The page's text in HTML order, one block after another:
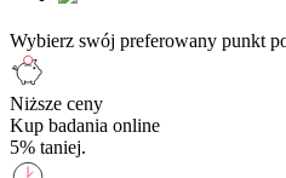
Wybierz swój preferowany punkt
Niższe ceny
Kup badania online
5% taniej.